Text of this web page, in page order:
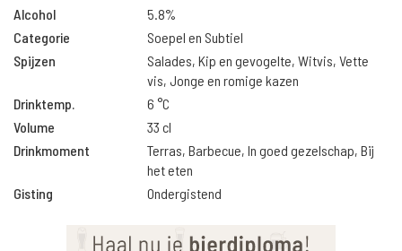
Alcohol
5.8%
Categorie
Soepel en Subtiel
Spijzen
Salades, Kip en gevogelte, Witvis, Vette
vis, Jonge en romige kazen
Drinktemp.
6 °C
Volume
33 cl
Drinkmoment
Terras, Barbecue, In goed gezelschap, Bij
het eten
Gisting
Ondergistend